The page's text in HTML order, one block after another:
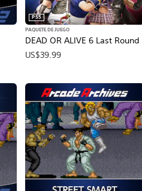
DEAD OR ALIVE 6 Last Round
PS5
PAQUETE DE JUEGO
US$39.99